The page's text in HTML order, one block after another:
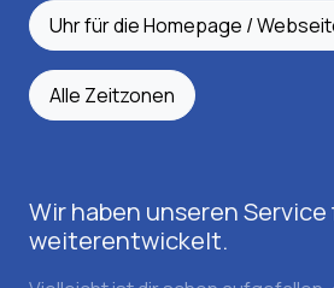
Uhr für die Homepage /
Alle Zeitzonen
Wir haben unseren
weiterentwickelt.